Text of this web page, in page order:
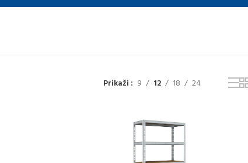
Prikaži 9 12 18 24